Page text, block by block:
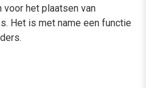
het plaatsen van
Het is met name een functie